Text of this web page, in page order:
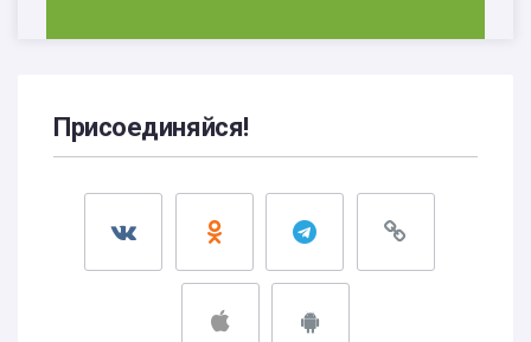
Присоединяйся!